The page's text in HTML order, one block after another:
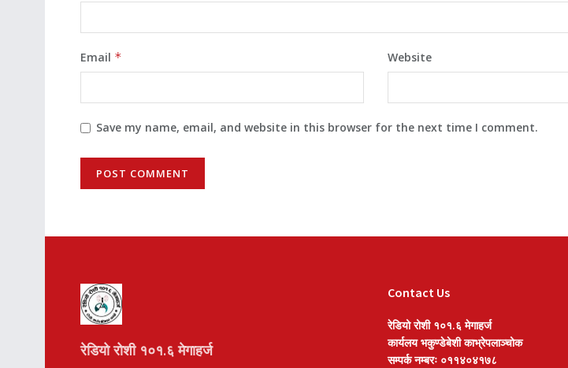
Email * Website
Save my name, email, and website in this browser for the next time I comment.
रेडियो रोशी १०१.६ मेगाहर्ज
Contact Us
रेडियो रोशी १०१.६ मेगाहर्ज
कार्यलय भकुण्डेबेशी काभ्रेपलाञ्चोक
सम्पर्क नम्बरः ०११४०४१७८